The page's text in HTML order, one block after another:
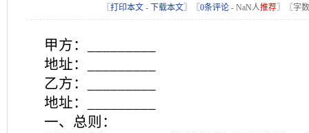
〖打印本文 - 下载本文〗〖0条评论 - NaN人推荐〗〖字
甲方：_________
地址：_________
乙方：_________
地址：_________
一、总则：